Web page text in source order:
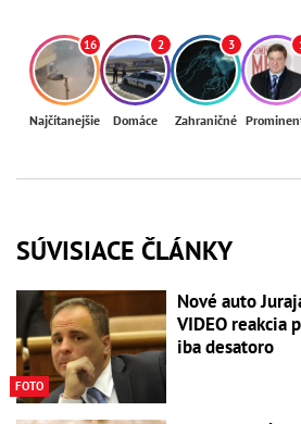
16
Najčítanejšie
2
Domáce
3
Zahraničné
SÚVISIACE ČLÁNKY
FOTO
Nové auto
VIDEO reakcia
iba desatoro